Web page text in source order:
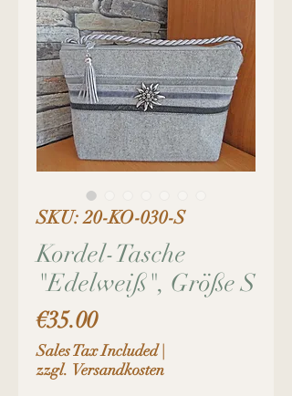
SKU: 20-KO-030-S
Kordel-Tasche
"Edelweiß", Größe S
€35.00Price
Sales Tax Included|
zzgl. Versandkosten